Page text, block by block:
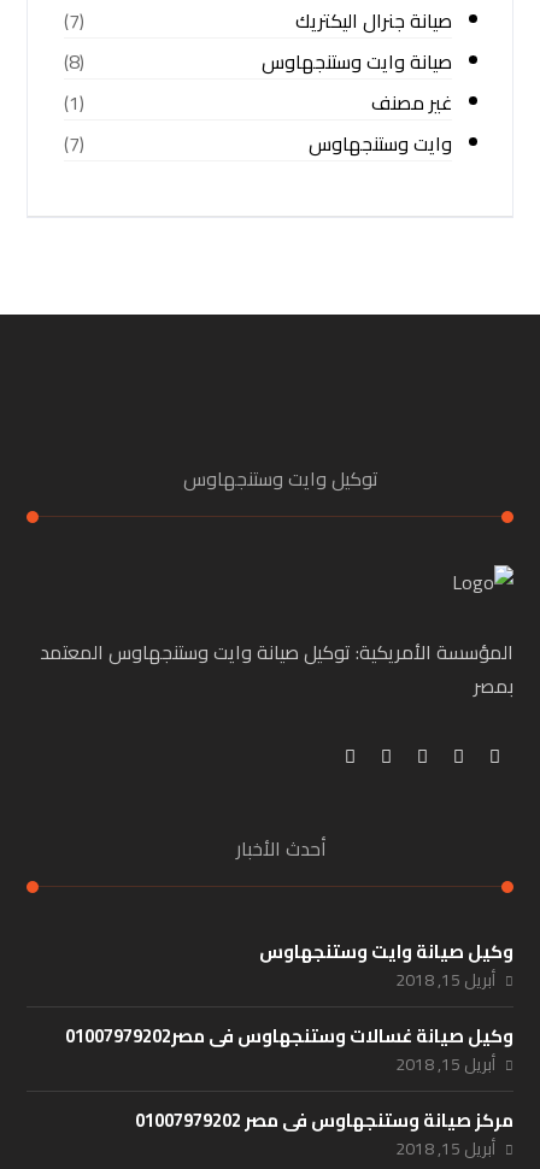
صيانة جنرال اليكتريك
(7)
صيانة وايت وستنجهاوس
(8)
غير مصنف
(1)
وايت وستنجهاوس
(7)
توكيل وايت وستنجهاوس
المؤسسة الأمريكية: توكيل صيانة وايت وستنجهاوس المعتمد
بمصر
أحدث الأخبار
وكيل صيانة وايت وستنجهاوس
أبريل 15, 2018
وكيل صيانة غسالات وستنجهاوس فى مصر01007979202
أبريل 15, 2018
مركز صيانة وستنجهاوس فى مصر 01007979202
أبريل 15, 2018